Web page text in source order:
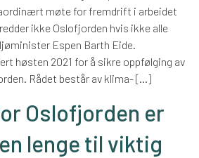
møte for fremdrift i arbeidet
ikke Oslofjorden hvis ikke alle
Espen Barth Eide.
høsten 2021 for å sikre oppfølging av
Rådet består av klima- […]
Oslofjorden er
lenge til viktig